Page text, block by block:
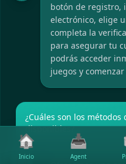
botón de registro,
electrónico, elige
completa la
para asegurar tu
podrás acceder
juegos y
¿Cuáles son los
disponibles?
🎧
🏠
Inicio
📥
Agent